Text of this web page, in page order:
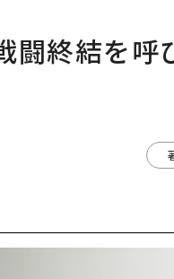
闘終結を